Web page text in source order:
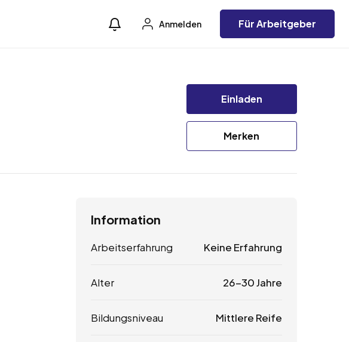
Anmelden Für Arbeitgeber
Einladen
Merken
Information
Arbeitserfahrung Keine Erfahrung
Alter 26-30 Jahre
Bildungsniveau Mittlere Reife